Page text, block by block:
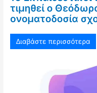
τιμηθεί ο
ονοματοδοσία
Διαβάστε περισσότερα